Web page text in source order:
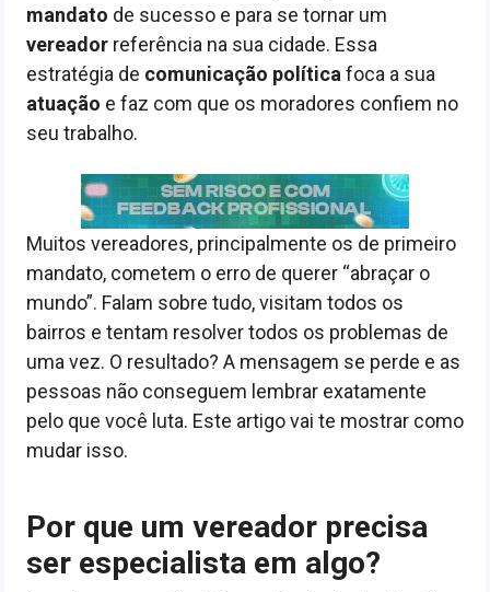
mandato de sucesso e para se tornar um
vereador referência na sua cidade. Essa
estratégia de comunicação política foca a sua
atuação e faz com que os moradores confiem no
seu trabalho.
Muitos vereadores, principalmente os de primeiro
mandato, cometem o erro de querer “abraçar o
mundo”. Falam sobre tudo, visitam todos os
bairros e tentam resolver todos os problemas de
uma vez. O resultado? A mensagem se perde e as
pessoas não conseguem lembrar exatamente
pelo que você luta. Este artigo vai te mostrar como
mudar isso.
Por que um vereador precisa
ser especialista em algo?